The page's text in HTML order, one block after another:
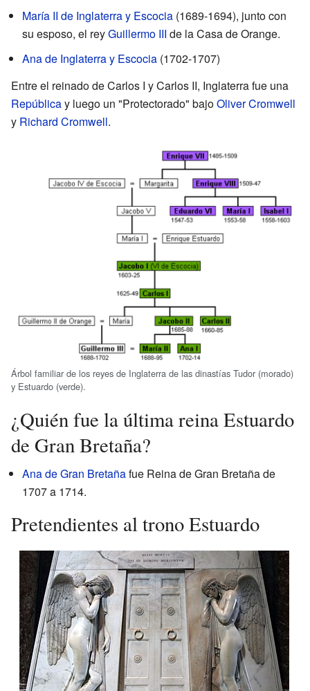
María II de Inglaterra y Escocia (1689-1694), junto con
su esposo, el reyGuillermo III de la Casa de Orange.
Ana de Inglaterra y Escocia (1702-1707)
Entre el reinado de Carlos I y Carlos II, Inglaterra fue una
Repúblicay luego un "Protectorado" bajoOliver Cromwell
y Richard Cromwell.
Árbol familiar de los reyes de Inglaterra de las dinastías Tudor (morado)
y Estuardo (verde).
¿Quién fue la última reina Estuardo
de Gran Bretaña?
Ana de Gran Bretañafue Reina de Gran Bretaña de
1707 a 1714.
Pretendientes al trono Estuardo